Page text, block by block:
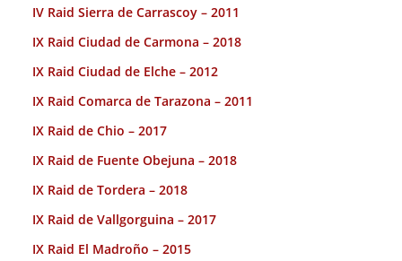
IV Raid Sierra de Carrascoy – 2011
IX Raid Ciudad de Carmona – 2018
IX Raid Ciudad de Elche – 2012
IX Raid Comarca de Tarazona – 2011
IX Raid de Chio – 2017
IX Raid de Fuente Obejuna – 2018
IX Raid de Tordera – 2018
IX Raid de Vallgorguina – 2017
IX Raid El Madroño – 2015